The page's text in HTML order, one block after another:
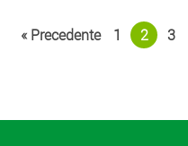
« Precedente 1 2 3